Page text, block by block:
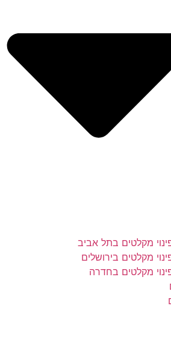
מקלטים בתל אביב
מקלטים בירושלים
מקלטים בחדרה